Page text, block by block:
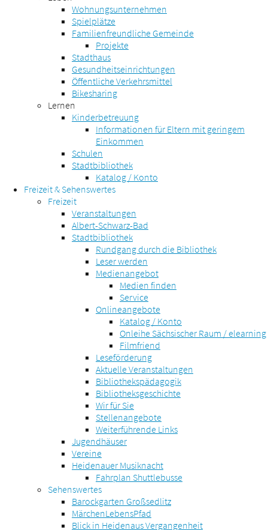
Wohnungsunternehmen
Spielplätze
Familienfreundliche Gemeinde
Projekte
Stadthaus
Gesundheitseinrichtungen
Öffentliche Verkehrsmittel
Bikesharing
Lernen
Kinderbetreuung
Informationen für Eltern mit geringem
Einkommen
Schulen
Stadtbibliothek
Katalog / Konto
Freizeit & Sehenswertes
Freizeit
Veranstaltungen
Albert-Schwarz-Bad
Stadtbibliothek
Rundgang durch die Bibliothek
Leser werden
Medienangebot
Medien finden
Service
Onlineangebote
Katalog / Konto
Onleihe Sächsischer Raum / elearning
Filmfriend
Leseförderung
Aktuelle Veranstaltungen
Bibliothekspädagogik
Bibliotheksgeschichte
Wir für Sie
Stellenangebote
Weiterführende Links
Jugendhäuser
Vereine
Heidenauer Musiknacht
Fahrplan Shuttlebusse
Sehenswertes
Barockgarten Großsedlitz
MärchenLebensPfad
Blick in Heidenaus Vergangenheit